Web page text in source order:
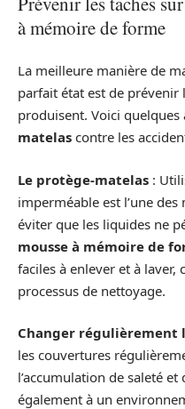
à mémoire de forme
La meilleure manière de
parfait état est de prévenir
produisent. Voici
matelas contre les
Le protège-matelas :
imperméable est l’une
éviter que les liquides ne
mousse à mémoire de
faciles à enlever et à
processus de nettoyage.
Changer régulièrement
les couvertures
l’accumulation de saleté
également à un